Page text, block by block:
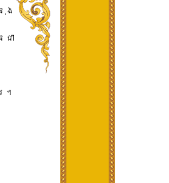
ង​
ា​
។​